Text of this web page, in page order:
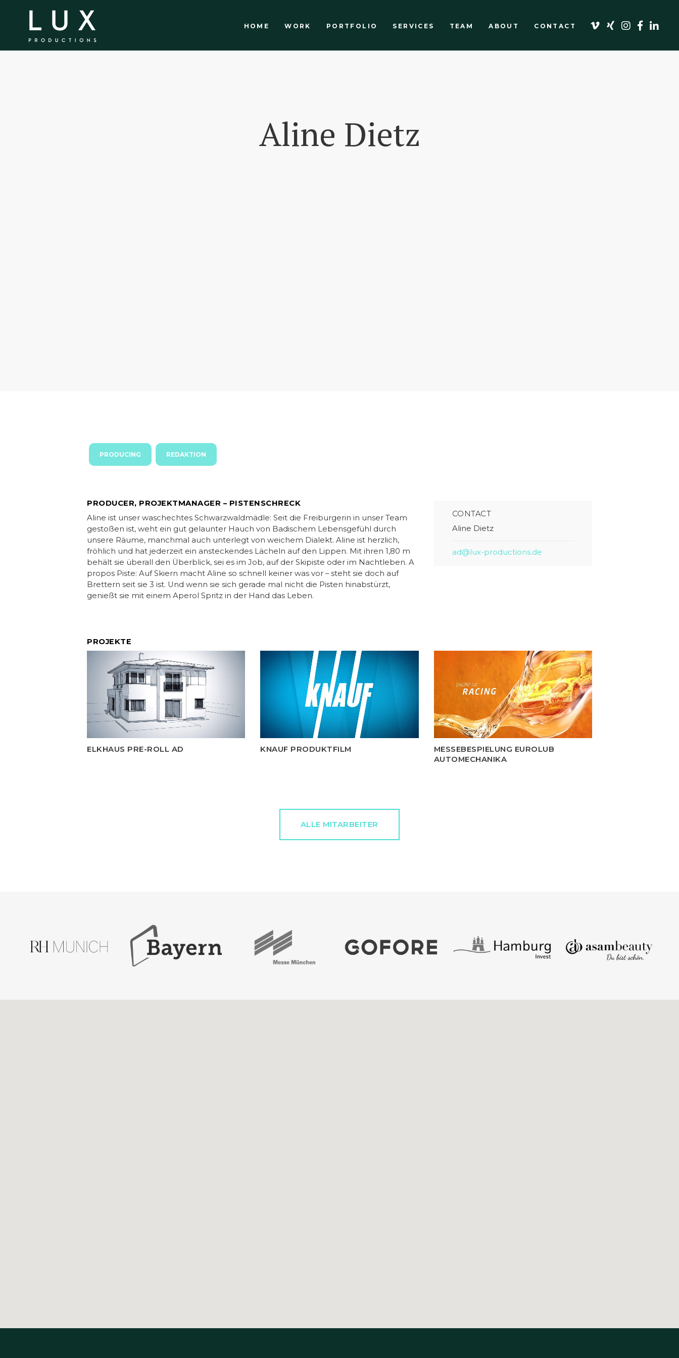
HOME WORK PORTFOLIO SERVICES TEAM ABOUT CONTACT
Aline Dietz
PRODUCING REDAKTION
PRODUCER, PROJEKTMANAGER – PISTENSCHRECK
Aline ist unser waschechtes Schwarzwaldmädle: Seit die Freiburgerin in unser Team
gestoßen ist, weht ein gut gelaunter Hauch von Badischem Lebensgefühl durch
unsere Räume, manchmal auch unterlegt von weichem Dialekt. Aline ist herzlich,
fröhlich und hat jederzeit ein ansteckendes Lächeln auf den Lippen. Mit ihren 1,80 m
behält sie überall den Überblick, sei es im Job, auf der Skipiste oder im Nachtleben. A
propos Piste: Auf Skiern macht Aline so schnell keiner was vor – steht sie doch auf
Brettern seit sie 3 ist. Und wenn sie sich gerade mal nicht die Pisten hinabstürzt,
genießt sie mit einem Aperol Spritz in der Hand das Leben.
CONTACT
Aline Dietz
ad@lux-productions.de
PROJEKTE
ELKHAUS PRE-ROLL AD KNAUF PRODUKTFILM
MESSEBESPIELUNG EUROLUB
AUTOMECHANIKA
ALLE MITARBEITER